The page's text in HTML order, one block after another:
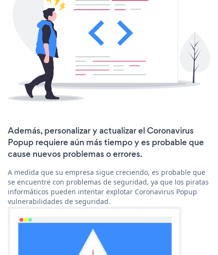
Además, personalizar y actualizar el Coronavirus
Popup requiere aún más tiempo y es probable que
cause nuevos problemas o errores.
A medida que su empresa sigue creciendo, es probable que
se encuentre con problemas de seguridad, ya que los piratas
informáticos pueden intentar explotar Coronavirus Popup
vulnerabilidades de seguridad.